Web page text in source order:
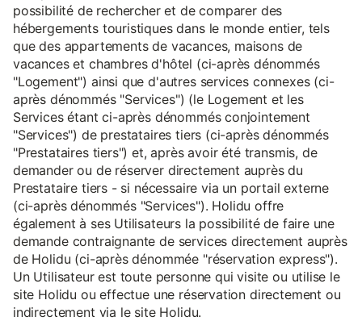
possibilité de rechercher et de comparer des
hébergements touristiques dans le monde entier, tels
que des appartements de vacances, maisons de
vacances et chambres d'hôtel (ci-après dénommés
"Logement") ainsi que d'autres services connexes (ci-
après dénommés "Services") (le Logement et les
Services étant ci-après dénommés conjointement
"Services") de prestataires tiers (ci-après dénommés
"Prestataires tiers") et, après avoir été transmis, de
demander ou de réserver directement auprès du
Prestataire tiers - si nécessaire via un portail externe
(ci-après dénommés "Services"). Holidu offre
également à ses Utilisateurs la possibilité de faire une
demande contraignante de services directement auprès
de Holidu (ci-après dénommée "réservation express").
Un Utilisateur est toute personne qui visite ou utilise le
site Holidu ou effectue une réservation directement ou
indirectement via le site Holidu.